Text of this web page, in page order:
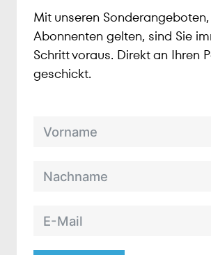
Mit unseren
Abonnenten gelten, sind Sie
Schritt voraus. Direkt an Ihren
geschickt.